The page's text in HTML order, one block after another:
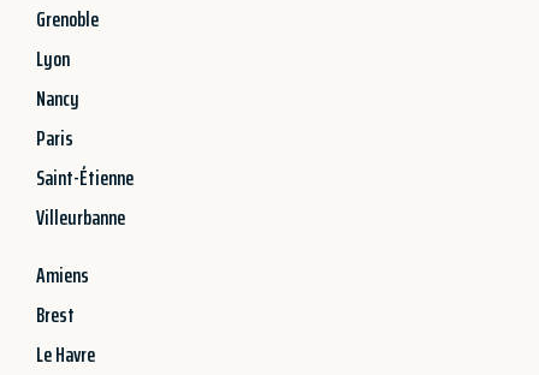
Grenoble
Lyon
Nancy
Paris
Saint-Étienne
Villeurbanne
Amiens
Brest
Le Havre